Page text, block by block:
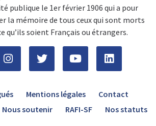
publique le 1er février 1906 qui a pour
la mémoire de tous ceux qui sont morts
qu’ils soient Français ou étrangers.
Mentions légales
Contact
Nous soutenir RAFI-SF Nos statuts